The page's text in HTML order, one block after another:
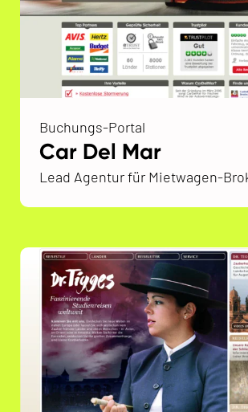
Buchungs-Portal
Car Del Mar
Lead Agentur für Mietwagen-